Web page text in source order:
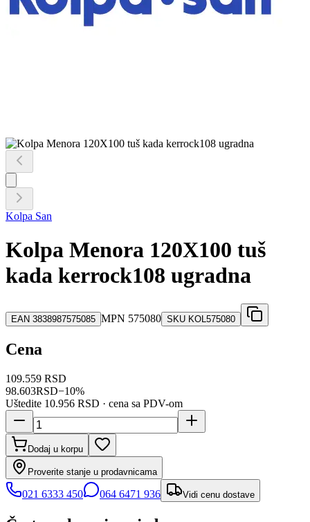
Kolpa San
Kolpa Menora 120X100 tuš
kada kerrock108 ugradna
EAN 3838987575085 MPN 575080 SKU KOL575080
Cena
109.559 RSD
98.603RSD−10%
Uštedite 10.956 RSD · cena sa PDV-om
Dodaj u korpu
Proverite stanje u prodavnicama
021 6333 450 064 6471 936 Vidi cenu dostave